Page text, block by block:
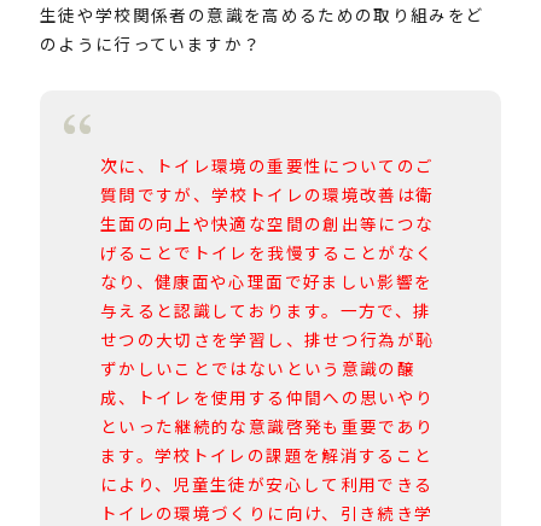
生徒や学校関係者の意識を高めるための取り組みをど
のように行っていますか？
次に、トイレ環境の重要性についてのご
質問ですが、学校トイレの環境改善は衛
生面の向上や快適な空間の創出等につな
げることでトイレを我慢することがなく
なり、健康面や心理面で好ましい影響を
与えると認識しております。一方で、排
せつの大切さを学習し、排せつ行為が恥
ずかしいことではないという意識の醸
成、トイレを使用する仲間への思いやり
といった継続的な意識啓発も重要であり
ます。学校トイレの課題を解消すること
により、児童生徒が安心して利用できる
トイレの環境づくりに向け、引き続き学